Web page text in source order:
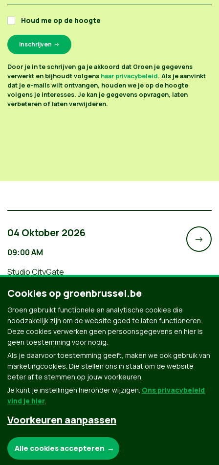
Houd me op de hoogte
Door je in te schrijven ga je akkoord dat Groen je gegevens
verwerkt en bijhoudt volgens haar privacybeleid. Als je aanvinkt
dat je e-mails wilt ontvangen, houden we je op de hoogte
volgens je interesses. Je kan je gegevens opvragen, laten
verbeteren of laten verwijderen.
04 Oktober 2026
09:00 AM
Studio CityGate
Wandel mee met de Brusselse teams
van Groen tijdens de Refugee Walk
->
Groen.be
Contact Privacybeleid
Cookies op groenbrussel.be
Groen gebruikt functionele en analytische cookies die
noodzakelijk zijn om de website goed te laten functioneren.
Deze cookies verwerken geen persoonsgegevens en hier is
geen toestemming voor nodig.
Als je daarvoor toestemming geeft, maken we ook gebruik van
marketingcookies. Die stellen ons in staat om de website
beter af te stemmen op jouw voorkeuren.
Je kunt je instellingen hieronder wijzigen. Ons privacybeleid
vind je hier.
Voorkeuren aanpassen
Alle cookies accepteren